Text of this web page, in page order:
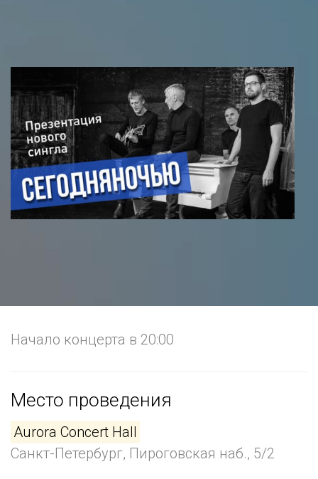
Начало концерта в 20:00
Место проведения
Aurora Concert Hall
Санкт-Петербург, Пироговская наб., 5/2